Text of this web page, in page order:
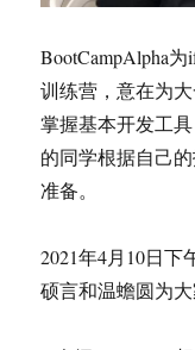
BootCampAlpha
训练营，意在为
掌握基本开发工
的同学根据自己
准备。
2021年4月10日
硕言和温蟾圆为